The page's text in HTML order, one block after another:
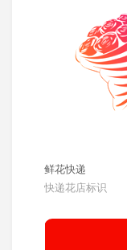
鲜花快递
快递花店标识